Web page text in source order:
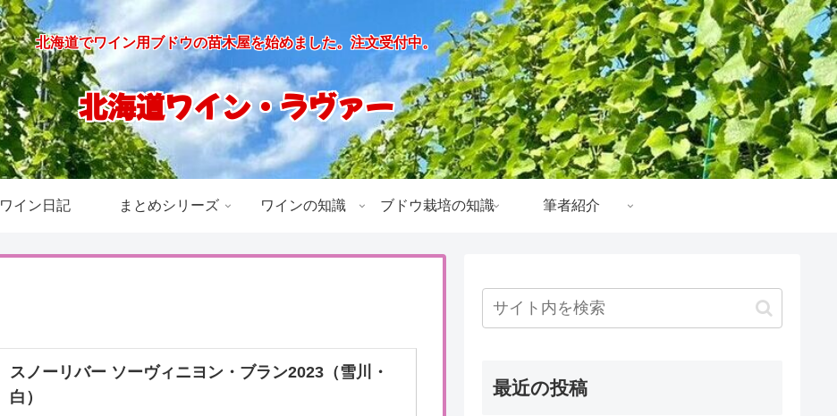
北海道でワイン用ブドウの苗木屋を始めました。注文受付中。
北海道ワイン・ラヴァー
ワイン日記 まとめシリーズ ワインの知識 ブドウ栽培の知識 筆者紹介
スノーリバー ソーヴィニヨン・ブラン2023（雪川・
白）
最近の投稿